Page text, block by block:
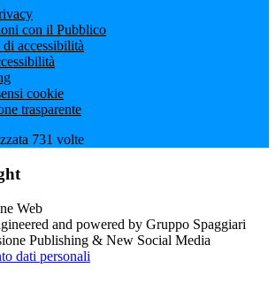
con il Pubblico
accessibilità
cookie
trasparente
731 volte
and powered by Gruppo Spaggiari
Publishing & New Social Media
dati personali